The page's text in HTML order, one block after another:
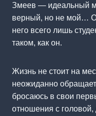
Змеев — идеальный
верный, но не мой…
него всего лишь
таком, как он.
Жизнь не стоит на
неожиданно
бросаюсь в свои
отношения с